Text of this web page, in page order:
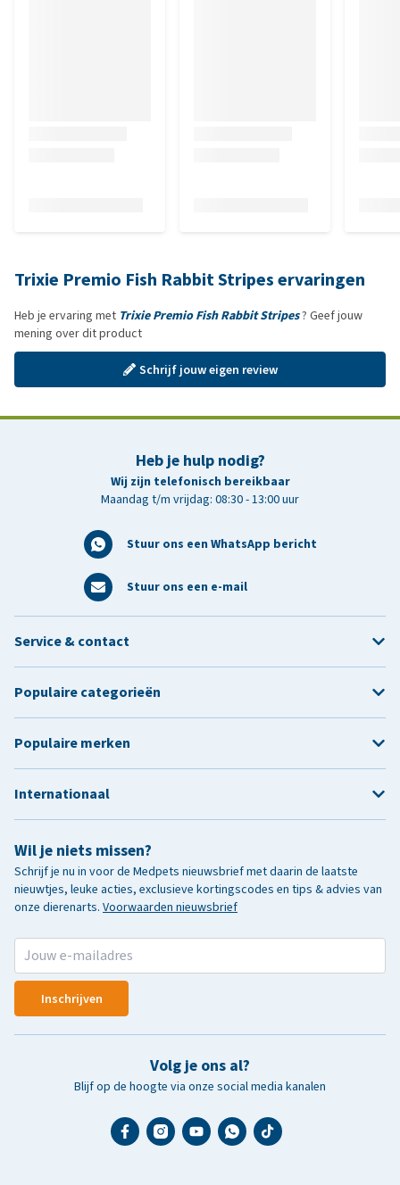
Trixie Premio Fish Rabbit Stripes ervaringen
Heb je ervaring met Trixie Premio Fish Rabbit Stripes? Geef jouw
mening over dit product
Schrijf jouw eigen review
Heb je hulp nodig?
Wij zijn telefonisch bereikbaar
Maandag t/m vrijdag: 08:30 - 13:00 uur
Stuur ons een WhatsApp bericht
Stuur ons een e-mail
Wil je niets missen?
Schrijf je nu in voor de Medpets nieuwsbrief met daarin de laatste
nieuwtjes, leuke acties, exclusieve kortingscodes en tips & advies van
onze dierenarts. Voorwaarden nieuwsbrief
Inschrijven
Volg je ons al?
Blijf op de hoogte via onze social media kanalen
Service & contact
Populaire categorieën
Populaire merken
Internationaal